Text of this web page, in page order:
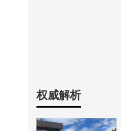
权威解析